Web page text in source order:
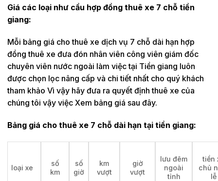
Giá các loại như cầu hợp đồng thuê xe 7 chỗ tiền
giang:
Mỗi bảng giá cho thuê xe dịch vụ 7 chỗ dài hạn hợp
đồng thuê xe đưa đón nhân viên công viên giám đốc
chuyên viên nước ngoài làm việc tại Tiền giang luôn
được chọn lọc nâng cấp và chi tiết nhất cho quý khách
tham khảo Vì vậy hãy đưa ra quyết định thuê xe của
chúng tôi vậy việc Xem bảng giá sau đây.
Bảng giá cho thuê xe 7 chỗ dài hạn tại tiền giang:
loại xe
số
km
số
giờ
km
vượt
giờ
vượt
lưu đêm
ngoài
tỉnh
tiền
chủ
lễ